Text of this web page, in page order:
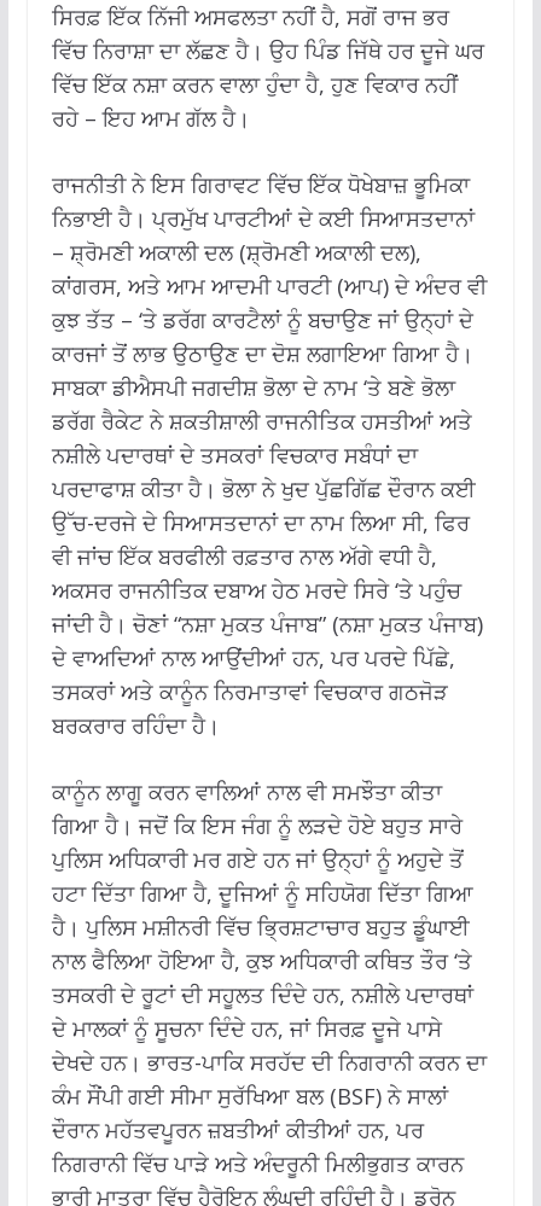
ਸਿਰਫ਼ ਇੱਕ ਨਿੱਜੀ ਅਸਫਲਤਾ ਨਹੀਂ ਹੈ, ਸਗੋਂ ਰਾਜ ਭਰ
ਵਿੱਚ ਨਿਰਾਸ਼ਾ ਦਾ ਲੱਛਣ ਹੈ। ਉਹ ਪਿੰਡ ਜਿੱਥੇ ਹਰ ਦੂਜੇ ਘਰ
ਵਿੱਚ ਇੱਕ ਨਸ਼ਾ ਕਰਨ ਵਾਲਾ ਹੁੰਦਾ ਹੈ, ਹੁਣ ਵਿਕਾਰ ਨਹੀਂ
ਰਹੇ – ਇਹ ਆਮ ਗੱਲ ਹੈ।
ਰਾਜਨੀਤੀ ਨੇ ਇਸ ਗਿਰਾਵਟ ਵਿੱਚ ਇੱਕ ਧੋਖੇਬਾਜ਼ ਭੂਮਿਕਾ
ਨਿਭਾਈ ਹੈ। ਪ੍ਰਮੁੱਖ ਪਾਰਟੀਆਂ ਦੇ ਕਈ ਸਿਆਸਤਦਾਨਾਂ
– ਸ਼੍ਰੋਮਣੀ ਅਕਾਲੀ ਦਲ (ਸ਼੍ਰੋਮਣੀ ਅਕਾਲੀ ਦਲ),
ਕਾਂਗਰਸ, ਅਤੇ ਆਮ ਆਦਮੀ ਪਾਰਟੀ (ਆਪ) ਦੇ ਅੰਦਰ ਵੀ
ਕੁਝ ਤੱਤ – ‘ਤੇ ਡਰੱਗ ਕਾਰਟੈਲਾਂ ਨੂੰ ਬਚਾਉਣ ਜਾਂ ਉਨ੍ਹਾਂ ਦੇ
ਕਾਰਜਾਂ ਤੋਂ ਲਾਭ ਉਠਾਉਣ ਦਾ ਦੋਸ਼ ਲਗਾਇਆ ਗਿਆ ਹੈ।
ਸਾਬਕਾ ਡੀਐਸਪੀ ਜਗਦੀਸ਼ ਭੋਲਾ ਦੇ ਨਾਮ ‘ਤੇ ਬਣੇ ਭੋਲਾ
ਡਰੱਗ ਰੈਕੇਟ ਨੇ ਸ਼ਕਤੀਸ਼ਾਲੀ ਰਾਜਨੀਤਿਕ ਹਸਤੀਆਂ ਅਤੇ
ਨਸ਼ੀਲੇ ਪਦਾਰਥਾਂ ਦੇ ਤਸਕਰਾਂ ਵਿਚਕਾਰ ਸਬੰਧਾਂ ਦਾ
ਪਰਦਾਫਾਸ਼ ਕੀਤਾ ਹੈ। ਭੋਲਾ ਨੇ ਖੁਦ ਪੁੱਛਗਿੱਛ ਦੌਰਾਨ ਕਈ
ਉੱਚ-ਦਰਜੇ ਦੇ ਸਿਆਸਤਦਾਨਾਂ ਦਾ ਨਾਮ ਲਿਆ ਸੀ, ਫਿਰ
ਵੀ ਜਾਂਚ ਇੱਕ ਬਰਫੀਲੀ ਰਫ਼ਤਾਰ ਨਾਲ ਅੱਗੇ ਵਧੀ ਹੈ,
ਅਕਸਰ ਰਾਜਨੀਤਿਕ ਦਬਾਅ ਹੇਠ ਮਰਦੇ ਸਿਰੇ ‘ਤੇ ਪਹੁੰਚ
ਜਾਂਦੀ ਹੈ। ਚੋਣਾਂ “ਨਸ਼ਾ ਮੁਕਤ ਪੰਜਾਬ” (ਨਸ਼ਾ ਮੁਕਤ ਪੰਜਾਬ)
ਦੇ ਵਾਅਦਿਆਂ ਨਾਲ ਆਉਂਦੀਆਂ ਹਨ, ਪਰ ਪਰਦੇ ਪਿੱਛੇ,
ਤਸਕਰਾਂ ਅਤੇ ਕਾਨੂੰਨ ਨਿਰਮਾਤਾਵਾਂ ਵਿਚਕਾਰ ਗਠਜੋੜ
ਬਰਕਰਾਰ ਰਹਿੰਦਾ ਹੈ।
ਕਾਨੂੰਨ ਲਾਗੂ ਕਰਨ ਵਾਲਿਆਂ ਨਾਲ ਵੀ ਸਮਝੌਤਾ ਕੀਤਾ
ਗਿਆ ਹੈ। ਜਦੋਂ ਕਿ ਇਸ ਜੰਗ ਨੂੰ ਲੜਦੇ ਹੋਏ ਬਹੁਤ ਸਾਰੇ
ਪੁਲਿਸ ਅਧਿਕਾਰੀ ਮਰ ਗਏ ਹਨ ਜਾਂ ਉਨ੍ਹਾਂ ਨੂੰ ਅਹੁਦੇ ਤੋਂ
ਹਟਾ ਦਿੱਤਾ ਗਿਆ ਹੈ, ਦੂਜਿਆਂ ਨੂੰ ਸਹਿਯੋਗ ਦਿੱਤਾ ਗਿਆ
ਹੈ। ਪੁਲਿਸ ਮਸ਼ੀਨਰੀ ਵਿੱਚ ਭ੍ਰਿਸ਼ਟਾਚਾਰ ਬਹੁਤ ਡੂੰਘਾਈ
ਨਾਲ ਫੈਲਿਆ ਹੋਇਆ ਹੈ, ਕੁਝ ਅਧਿਕਾਰੀ ਕਥਿਤ ਤੌਰ ‘ਤੇ
ਤਸਕਰੀ ਦੇ ਰੂਟਾਂ ਦੀ ਸਹੂਲਤ ਦਿੰਦੇ ਹਨ, ਨਸ਼ੀਲੇ ਪਦਾਰਥਾਂ
ਦੇ ਮਾਲਕਾਂ ਨੂੰ ਸੂਚਨਾ ਦਿੰਦੇ ਹਨ, ਜਾਂ ਸਿਰਫ਼ ਦੂਜੇ ਪਾਸੇ
ਦੇਖਦੇ ਹਨ। ਭਾਰਤ-ਪਾਕਿ ਸਰਹੱਦ ਦੀ ਨਿਗਰਾਨੀ ਕਰਨ ਦਾ
ਕੰਮ ਸੌਂਪੀ ਗਈ ਸੀਮਾ ਸੁਰੱਖਿਆ ਬਲ (BSF) ਨੇ ਸਾਲਾਂ
ਦੌਰਾਨ ਮਹੱਤਵਪੂਰਨ ਜ਼ਬਤੀਆਂ ਕੀਤੀਆਂ ਹਨ, ਪਰ
ਨਿਗਰਾਨੀ ਵਿੱਚ ਪਾੜੇ ਅਤੇ ਅੰਦਰੂਨੀ ਮਿਲੀਭੁਗਤ ਕਾਰਨ
ਭਾਰੀ ਮਾਤਰਾ ਵਿੱਚ ਹੈਰੋਇਨ ਲੰਘਦੀ ਰਹਿੰਦੀ ਹੈ। ਡਰੋਨ